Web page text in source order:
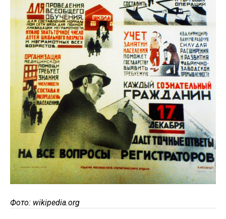
Фото: wikipedia.org